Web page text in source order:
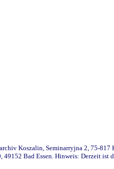
Koszalin, Seminarryjna 2, 75-
Bad Essen. Hinweis: Derzeit ist